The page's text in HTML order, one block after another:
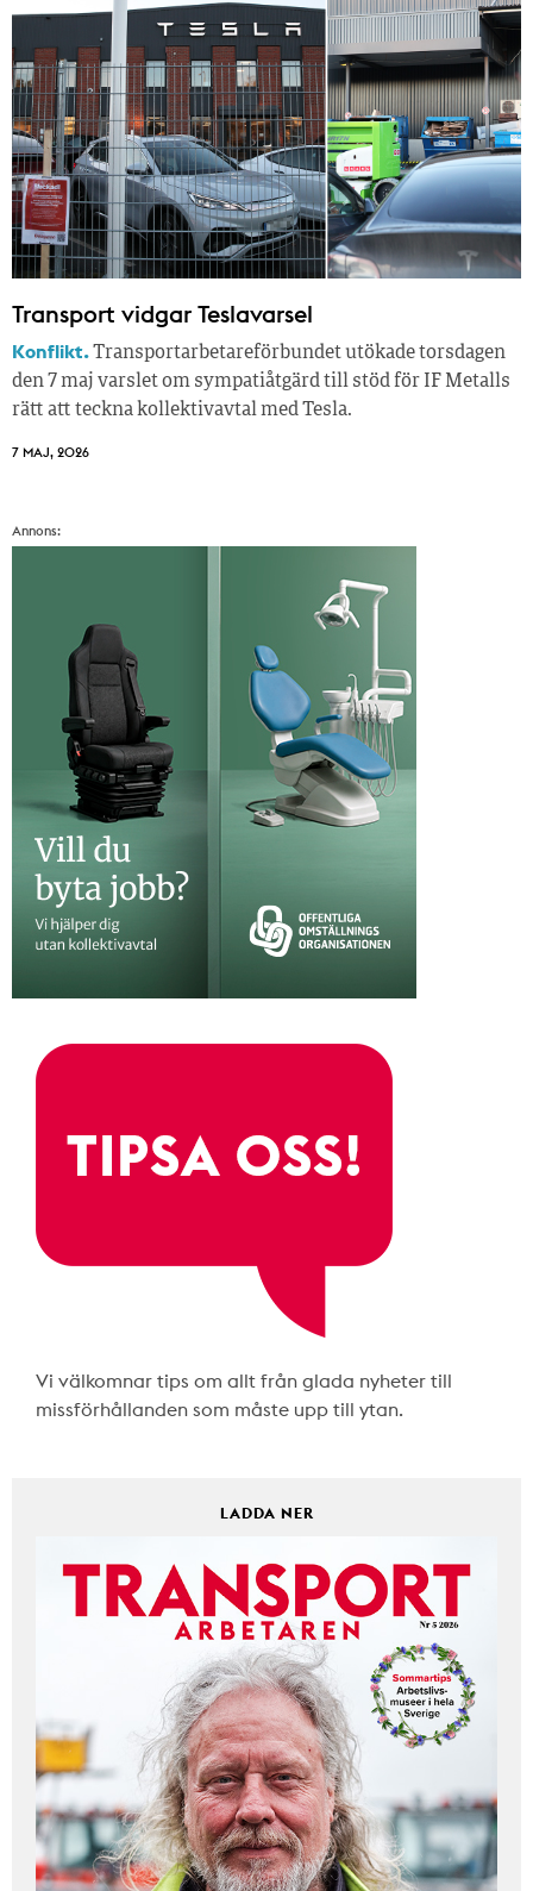
Transport vidgar Teslavarsel
Konflikt.Transportarbetareförbundet utökade torsdagen
den 7 maj varslet om sympatiåtgärd till stöd för IF Metalls
rätt att teckna kollektivavtal med Tesla.
7 MAJ, 2026
Annons:
Vi välkomnar tips om allt från glada nyheter till
missförhållanden som måste upp till ytan.
LADDA NER